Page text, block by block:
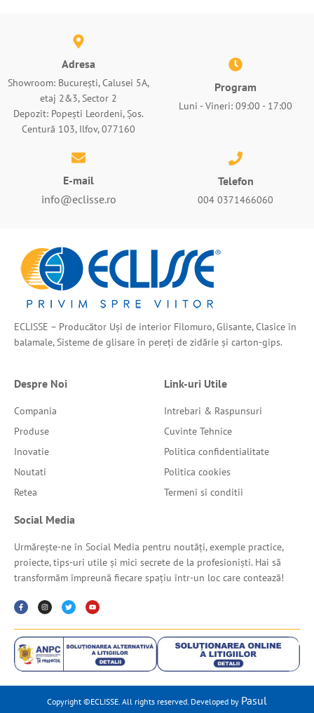
Adresa
Showroom: București, Calusei 5A,
etaj 2&3, Sector 2
Depozit: Popești Leordeni, Șos.
Centură 103, Ilfov, 077160
Program
Luni - Vineri: 09:00 - 17:00
E-mail
info@eclisse.ro
Telefon
004 0371466060
ECLISSE – Producător Uși de interior Filomuro, Glisante, Clasice în
balamale, Sisteme de glisare în pereți de zidărie și carton-gips.
Despre Noi
Compania
Produse
Inovatie
Noutati
Retea
Link-uri Utile
Intrebari & Raspunsuri
Cuvinte Tehnice
Politica confidentialitate
Politica cookies
Termeni si conditii
Social Media
Urmărește-ne în Social Media pentru noutăți, exemple practice,
proiecte, tips-uri utile și mici secrete de la profesioniști. Hai să
transformăm împreună fiecare spațiu într-un loc care contează!
Copyright ©ECLISSE. All rights reserved. Developed by Pasul